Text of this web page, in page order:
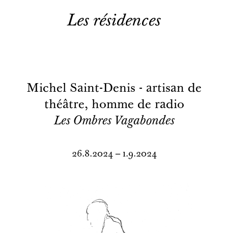
Les résidences
Michel Saint-Denis - artisan de
théâtre, homme de radio
Les Ombres Vagabondes
26.8.2024 – 1.9.2024